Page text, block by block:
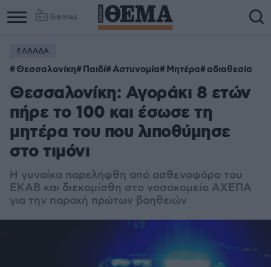
Games
ΕΛΛΑΔΑ
Θεσσαλονίκη Παιδί Αστυνομία Μητέρα αδιαθεσία
Θεσσαλονίκη: Αγοράκι 8 ετών
πήρε το 100 και έσωσε τη
μητέρα του που λιποθύμησε
στο τιμόνι
Η γυναίκα παρελήφθη από ασθενοφόρο του
ΕΚΑΒ και διεκομίσθη στο νοσοκομείο ΑΧΕΠΑ
για την παροχή πρώτων βοηθειών